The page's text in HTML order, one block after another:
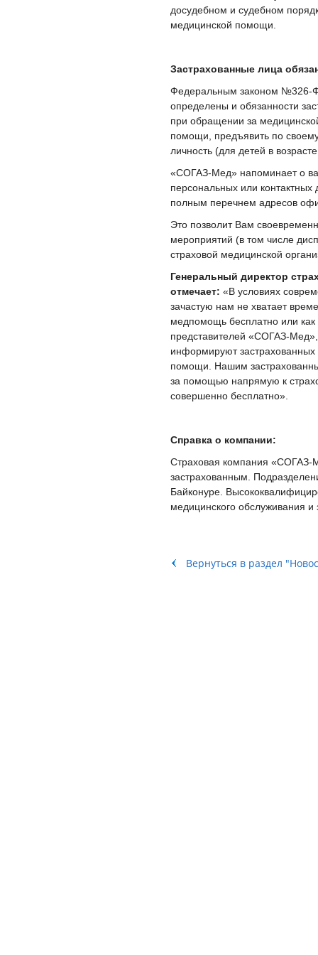
досудебном и судебном
медицинской помощи.
Застрахованные лица
Федеральным законом №326-
определены и обязанности
при обращении за
помощи, предъявить по
личность (для детей в
«СОГАЗ-Мед» напоминает о
персональных или
полным перечнем адресов
Это позволит Вам
мероприятий (в том числе
страховой медицинской
Генеральный директор
отмечает: «В условиях
зачастую нам не хватает
медпомощь бесплатно или как
представителей «СОГАЗ-
информируют застрахованных
помощи. Нашим
за помощью напрямую к
совершенно бесплатно».
Справка о компании:
Страховая компания
застрахованным.
Байконуре.
медицинского обслуживания
Вернуться в раздел